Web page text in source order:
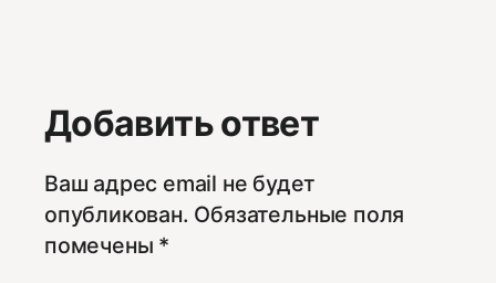
Добавить ответ
Ваш адрес email не будет
опубликован. Обязательные поля
помечены *